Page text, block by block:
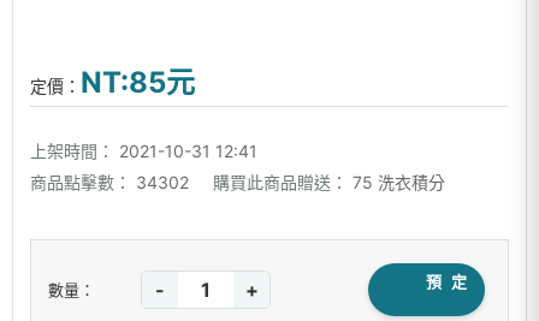
定價： NT:85元
上架時間：
2021-10-31 12:41
商品點擊數：
34302 購買此商品贈送： 75 洗衣積分
數量： - + 預 定